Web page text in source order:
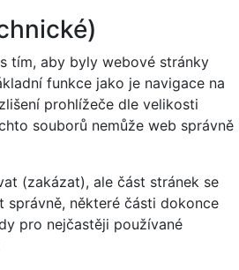
tím, aby byly webové stránky
funkce jako je navigace na
prohlížeče dle velikosti
souborů nemůže web správně
(zakázat), ale část stránek se
správně, některé části dokonce
pro nejčastěji používané